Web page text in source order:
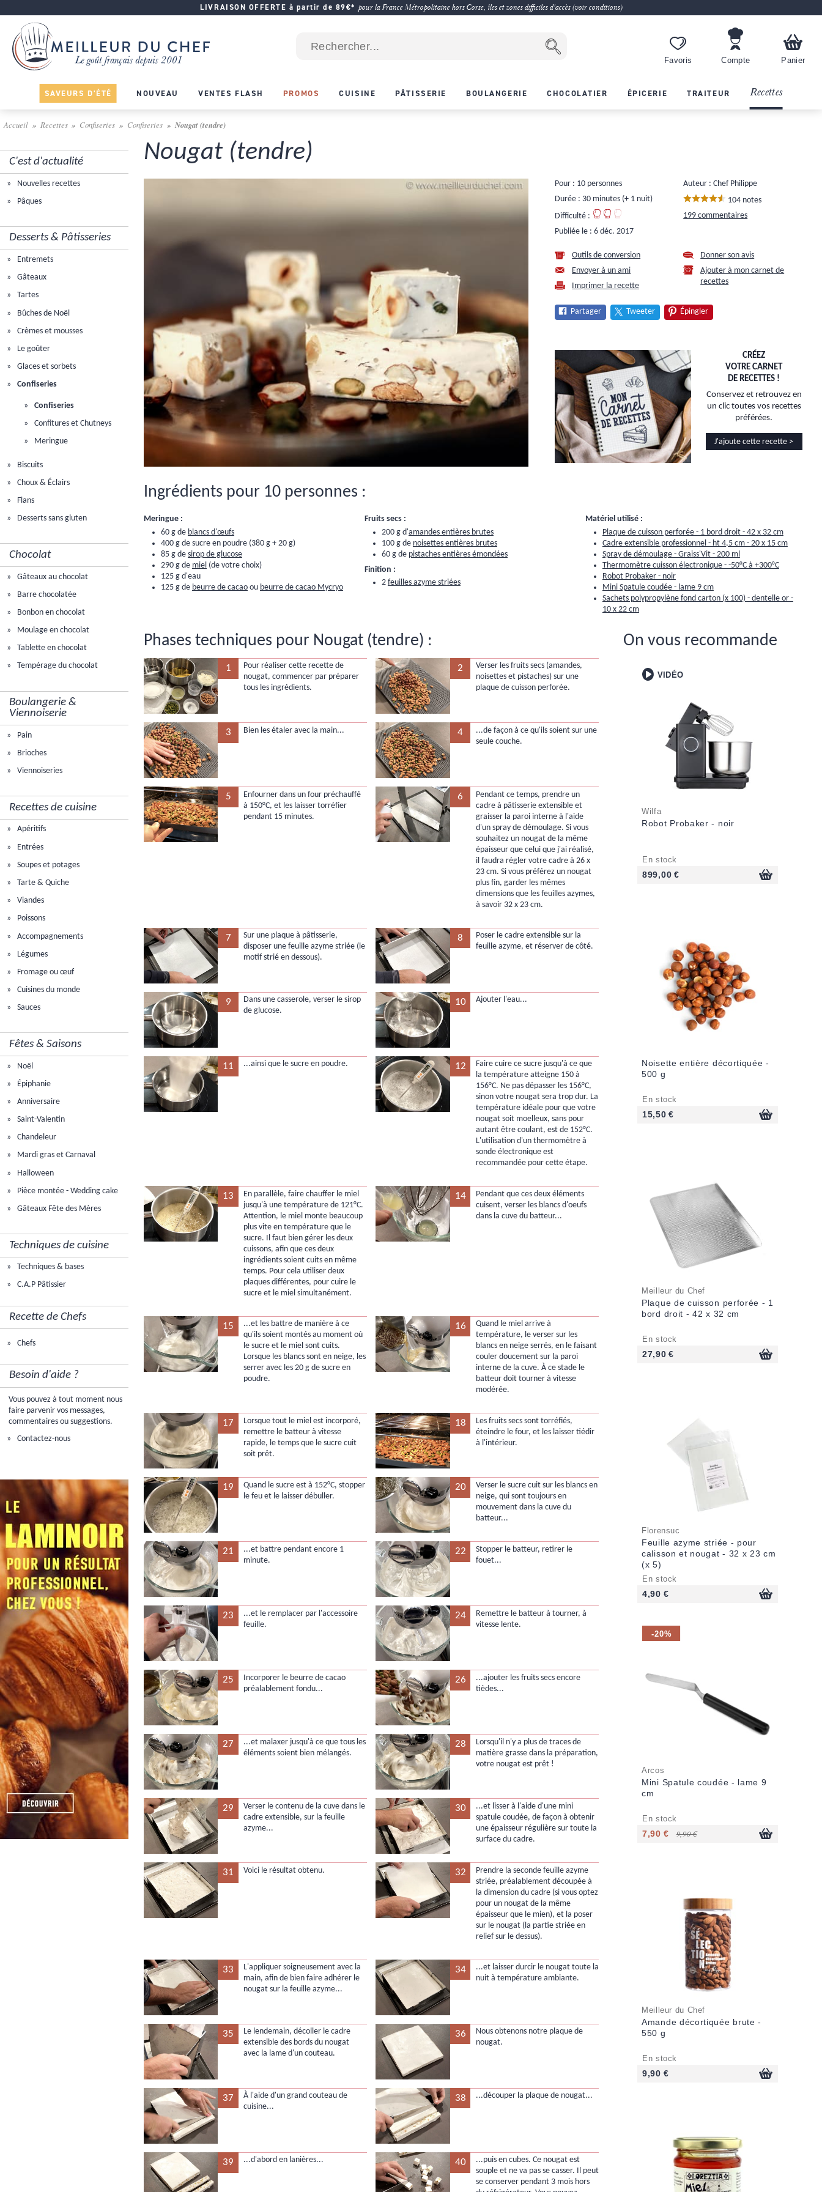
LIVRAISON OFFERTE à partir de 89€* pour la France Métropolitaine hors Corse, îles et zones difficiles d'accès (voir conditions)
Favoris Compte Panier
SAVEURS D'ÉTÉ NOUVEAU VENTES FLASH PROMOS CUISINE PÂTISSERIE BOULANGERIE CHOCOLATIER ÉPICERIE TRAITEUR Recettes
Accueil Recettes Confiseries Confiseries Nougat (tendre)
C'est d'actualité
Nouvelles recettes
Pâques
Desserts & Pâtisseries
Entremets
Gâteaux
Tartes
Bûches de Noël
Crèmes et mousses
Le goûter
Glaces et sorbets
Confiseries
Confiseries
Confitures et Chutneys
Meringue
Biscuits
Choux & Éclairs
Flans
Desserts sans gluten
Chocolat
Gâteaux au chocolat
Barre chocolatée
Bonbon en chocolat
Moulage en chocolat
Tablette en chocolat
Tempérage du chocolat
Boulangerie &
Viennoiserie
Pain
Brioches
Viennoiseries
Recettes de cuisine
Apéritifs
Entrées
Soupes et potages
Tarte & Quiche
Viandes
Poissons
Accompagnements
Légumes
Fromage ou œuf
Cuisines du monde
Sauces
Fêtes & Saisons
Noël
Épiphanie
Anniversaire
Saint-Valentin
Chandeleur
Mardi gras et Carnaval
Halloween
Pièce montée - Wedding cake
Gâteaux Fête des Mères
Techniques de cuisine
Techniques & bases
C.A.P Pâtissier
Recette de Chefs
Chefs
Besoin d'aide ?
Vous pouvez à tout moment nous
faire parvenir vos messages,
commentaires ou suggestions.
Contactez-nous
Nougat (tendre)
Pour : 10 personnes
Durée : 30 minutes (+ 1 nuit)
Difficulté :
Publiée le :6 déc. 2017
Auteur : Chef Philippe
104 notes
199 commentaires
Outils de conversion
Envoyer à un ami
Imprimer la recette
Donner son avis
Ajouter à mon carnet de
recettes
Partager Tweeter Épingler
CRÉEZ
VOTRE CARNET
DE RECETTES !
Conservez et retrouvez en
un clic toutes vos recettes
préférées.
J'ajoute cette recette >
Ingrédients pour 10 personnes :
Meringue :
60 g de blancs d'œufs
400 g de sucre en poudre (380 g + 20 g)
85 g de sirop de glucose
290 g de miel (de votre choix)
125 g d'eau
125 g de beurre de cacao ou beurre de cacao Mycryo
Fruits secs :
200 g d'amandes entières brutes
100 g de noisettes entières brutes
60 g de pistaches entières émondées
Finition :
2 feuilles azyme striées
Matériel utilisé :
Plaque de cuisson perforée - 1 bord droit - 42 x 32 cm
Cadre extensible professionnel - ht 4,5 cm - 20 x 15 cm
Spray de démoulage - Graiss'Vit - 200 ml
Thermomètre cuisson électronique - -50°C à +300°C
Robot Probaker - noir
Mini Spatule coudée - lame 9 cm
Sachets polypropylène fond carton (x 100) - dentelle or -
10 x 22 cm
On vous recommande
VIDÉO
Wilfa
Robot Probaker - noir
En stock
899,00 €
Noisette entière décortiquée -
500 g
En stock
15,50 €
Meilleur du Chef
Plaque de cuisson perforée - 1
bord droit - 42 x 32 cm
En stock
27,90 €
Florensuc
Feuille azyme striée - pour
calisson et nougat - 32 x 23 cm
(x 5)
En stock
4,90 €
-20%
Arcos
Mini Spatule coudée - lame 9
cm
En stock
7,90 € 9,90 €
Meilleur du Chef
Amande décortiquée brute -
550 g
En stock
9,90 €
Phases techniques pour Nougat (tendre) :
1
Pour réaliser cette recette de
nougat, commencer par préparer
tous les ingrédients.
2
Verser les fruits secs (amandes,
noisettes et pistaches) sur une
plaque de cuisson perforée.
3 Bien les étaler avec la main... 4
...de façon à ce qu'ils soient sur une
seule couche.
5
Enfourner dans un four préchauffé
à 150°C, et les laisser torréfier
pendant 15 minutes.
6
Pendant ce temps, prendre un
cadre à pâtisserie extensible et
graisser la paroi interne à l'aide
d'un spray de démoulage. Si vous
souhaitez un nougat de la même
épaisseur que celui que j'ai réalisé,
il faudra régler votre cadre à 26 x
23 cm. Si vous préférez un nougat
plus fin, garder les mêmes
dimensions que les feuilles azymes,
à savoir 32 x 23 cm.
7
Sur une plaque à pâtisserie,
disposer une feuille azyme striée (le
motif strié en dessous).
8
Poser le cadre extensible sur la
feuille azyme, et réserver de côté.
9
Dans une casserole, verser le sirop
de glucose.
10 Ajouter l'eau...
11 ...ainsi que le sucre en poudre. 12
Faire cuire ce sucre jusqu'à ce que
la température atteigne 150 à
156°C. Ne pas dépasser les 156°C,
sinon votre nougat sera trop dur. La
température idéale pour que votre
nougat soit moelleux, sans pour
autant être coulant, est de 152°C.
L'utilisation d'un thermomètre à
sonde électronique est
recommandée pour cette étape.
13
En parallèle, faire chauffer le miel
jusqu'à une température de 121°C.
Attention, le miel monte beaucoup
plus vite en température que le
sucre. Il faut bien gérer les deux
cuissons, afin que ces deux
ingrédients soient cuits en même
temps. Pour cela utiliser deux
plaques différentes, pour cuire le
sucre et le miel simultanément.
14
Pendant que ces deux éléments
cuisent, verser les blancs d'oeufs
dans la cuve du batteur...
15
...et les battre de manière à ce
qu'ils soient montés au moment où
le sucre et le miel sont cuits.
Lorsque les blancs sont en neige, les
serrer avec les 20 g de sucre en
poudre.
16
Quand le miel arrive à
température, le verser sur les
blancs en neige serrés, en le faisant
couler doucement sur la paroi
interne de la cuve. À ce stade le
batteur doit tourner à vitesse
modérée.
17
Lorsque tout le miel est incorporé,
remettre le batteur à vitesse
rapide, le temps que le sucre cuit
soit prêt.
18
Les fruits secs sont torréfiés,
éteindre le four, et les laisser tiédir
à l'intérieur.
19
Quand le sucre est à 152°C, stopper
le feu et le laisser débuller.
20
Verser le sucre cuit sur les blancs en
neige, qui sont toujours en
mouvement dans la cuve du
batteur...
21
...et battre pendant encore 1
minute.
22
Stopper le batteur, retirer le
fouet...
23
...et le remplacer par l'accessoire
feuille.
24
Remettre le batteur à tourner, à
vitesse lente.
25
Incorporer le beurre de cacao
préalablement fondu...
26
...ajouter les fruits secs encore
tièdes...
27
...et malaxer jusqu'à ce que tous les
éléments soient bien mélangés.
28
Lorsqu'il n'y a plus de traces de
matière grasse dans la préparation,
votre nougat est prêt !
29
Verser le contenu de la cuve dans le
cadre extensible, sur la feuille
azyme...
30
...et lisser à l'aide d'une mini
spatule coudée, de façon à obtenir
une épaisseur régulière sur toute la
surface du cadre.
31 Voici le résultat obtenu. 32
Prendre la seconde feuille azyme
striée, préalablement découpée à
la dimension du cadre (si vous optez
pour un nougat de la même
épaisseur que le mien), et la poser
sur le nougat (la partie striée en
relief sur le dessus).
33
L'appliquer soigneusement avec la
main, afin de bien faire adhérer le
nougat sur la feuille azyme...
34
...et laisser durcir le nougat toute la
nuit à température ambiante.
35
Le lendemain, décoller le cadre
extensible des bords du nougat
avec la lame d'un couteau.
36
Nous obtenons notre plaque de
nougat.
37
À l'aide d'un grand couteau de
cuisine...
38 ...découper la plaque de nougat...
39 ...d'abord en lanières... 40
...puis en cubes. Ce nougat est
souple et ne va pas se casser. Il peut
se conserver pendant 3 mois hors